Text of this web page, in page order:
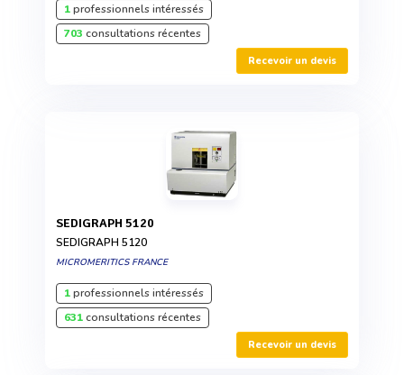
1professionnels intéressés
703 consultations récentes
Recevoir un devis
SEDIGRAPH 5120
SEDIGRAPH 5120
MICROMERITICS FRANCE
1professionnels intéressés
631consultations récentes
Recevoir un devis